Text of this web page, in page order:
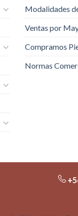
Modalidades
Ventas por
Compramos
Normas